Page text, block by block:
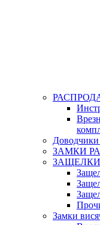
ЗАМКИ
ЗАЩЕЛКИ
Замки